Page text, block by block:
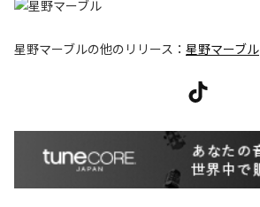
星野マーブルの他のリリース： 星野マーブル